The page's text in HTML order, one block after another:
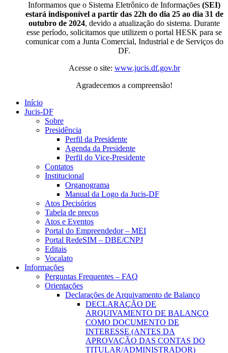
Informamos que o Sistema Eletrônico de Informações (SEI)
estará indisponível a partir das 22h do dia 25 ao dia 31 de
outubro de 2024, devido a atualização do sistema. Durante
esse período, solicitamos que utilizem o portal HESK para se
comunicar com a Junta Comercial, Industrial e de Serviços do
DF.
Acesse o site: www.jucis.df.gov.br
Agradecemos a compreensão!
Início
Jucis-DF
Sobre
Presidência
Perfil da Presidente
Agenda da Presidente
Perfil do Vice-Presidente
Contatos
Institucional
Organograma
Manual da Logo da Jucis-DF
Atos Decisórios
Tabela de preços
Atos e Eventos
Portal do Empreendedor – MEI
Portal RedeSIM – DBE/CNPJ
Editais
Vocalato
Informações
Perguntas Frequentes – FAQ
Orientações
Declarações de Arquivamento de Balanço
DECLARAÇÃO DE
ARQUIVAMENTO DE BALANÇO
COMO DOCUMENTO DE
INTERESSE (ANTES DA
APROVAÇÃO DAS CONTAS DO
TITULAR/ADMINISTRADOR)